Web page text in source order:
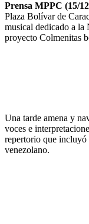
Prensa MPPC (15/
Plaza Bolívar de
musical dedicado a la
proyecto Colmenitas
Una tarde amena y
voces e
repertorio que incluyó
venezolano.